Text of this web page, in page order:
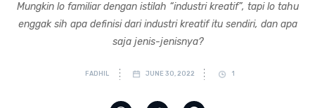
Mungkin lo familiar dengan istilah “industri kreatif”, tapi lo tahu
enggak sih apa definisi dari industri kreatif itu sendiri, dan apa
saja jenis-jenisnya?
FADHIL JUNE 30, 2022 1